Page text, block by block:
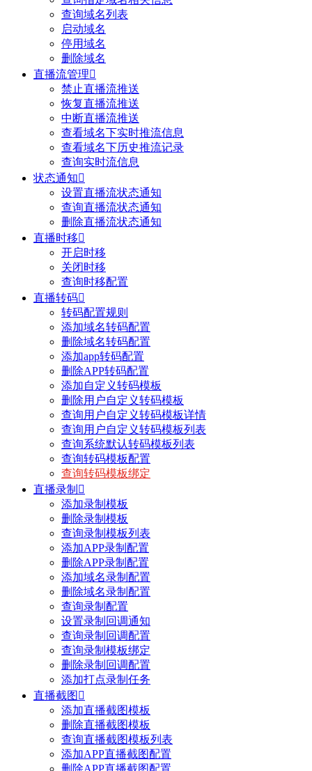
查询域名列表
启动域名
停用域名
删除域名
直播流管理
禁止直播流推送
恢复直播流推送
中断直播流推送
查看域名下实时推流信息
查看域名下历史推流记录
查询实时流信息
状态通知
设置直播流状态通知
查询直播流状态通知
删除直播流状态通知
直播时移
开启时移
关闭时移
查询时移配置
直播转码
转码配置规则
添加域名转码配置
删除域名转码配置
添加app转码配置
删除APP转码配置
添加自定义转码模板
删除用户自定义转码模板
查询用户自定义转码模板详情
查询用户自定义转码模板列表
查询系统默认转码模板列表
查询转码模板配置
查询转码模板绑定
直播录制 
添加录制模板
删除录制模板
查询录制模板列表
添加APP录制配置
删除APP录制配置
添加域名录制配置
删除域名录制配置
查询录制配置
设置录制回调通知
查询录制回调配置
查询录制模板绑定
删除录制回调配置
添加打点录制任务
直播截图 
添加直播截图模板
删除直播截图模板
查询直播截图模板列表
添加APP直播截图配置
删除APP直播截图配置